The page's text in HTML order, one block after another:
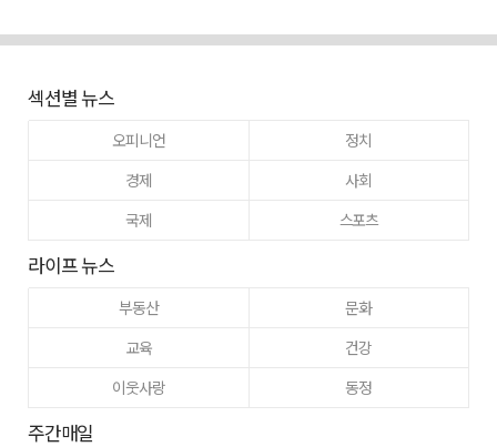
섹션별 뉴스
오피니언
정치
경제
사회
국제
스포츠
라이프 뉴스
부동산
문화
교육
건강
이웃사랑
동정
주간매일